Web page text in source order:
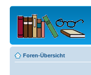
Foren-Übersicht